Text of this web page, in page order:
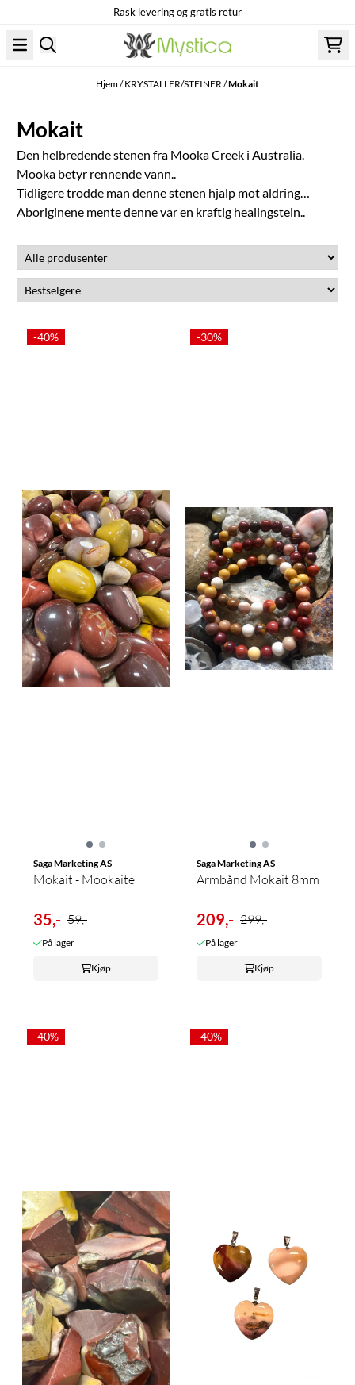
Rask levering og gratis retur
Hjem/KRYSTALLER/STEINER /Mokait
Mokait
Den helbredende stenen fra Mooka Creek i Australia.
Mooka betyr rennende vann..
Tidligere trodde man denne stenen hjalp mot aldring…
Aboriginene mente denne var en kraftig healingstein..
-40%
Saga Marketing AS
Mokait - Mookaite
35,- 59,-
På lager
Kjøp
-30%
Saga Marketing AS
Armbånd Mokait 8mm
209,- 299,-
På lager
Kjøp
-40% -40%